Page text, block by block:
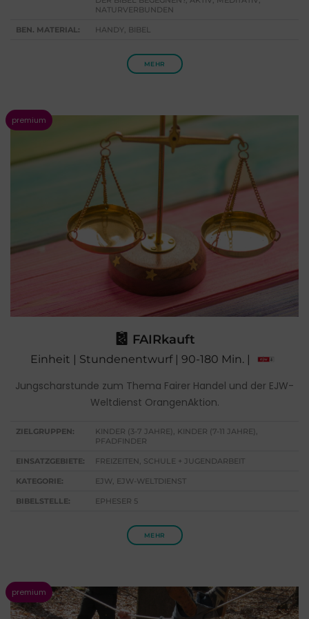
NATURVERBUNDEN
BEN. MATERIAL: HANDY, BIBEL
MEHR
FAIRkauft
Einheit | Stundenentwurf | 90-180 Min. |
Jungscharstunde zum Thema Fairer Handel und der EJW-
Weltdienst OrangenAktion.
ZIELGRUPPEN:
KINDER (3-7 JAHRE), KINDER (7-11 JAHRE),
PFADFINDER
EINSATZGEBIETE: FREIZEITEN, SCHULE + JUGENDARBEIT
KATEGORIE: EJW, EJW-WELTDIENST
BIBELSTELLE: EPHESER 5
MEHR